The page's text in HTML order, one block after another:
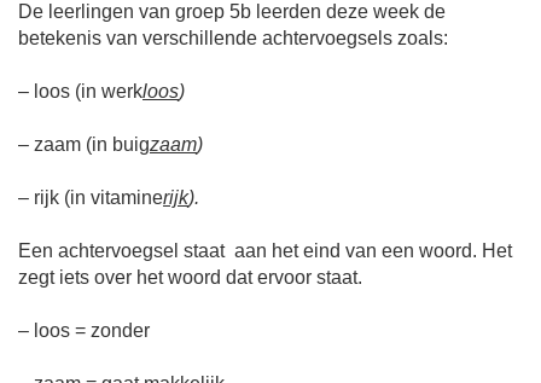
De leerlingen van groep 5b leerden deze week de
betekenis van verschillende achtervoegsels zoals:
– loos (in werkloos)
– zaam (in buigzaam)
– rijk (in vitaminerijk).
Een achtervoegsel staat aan het eind van een woord. Het
zegt iets over het woord dat ervoor staat.
– loos = zonder